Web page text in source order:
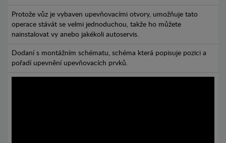
Protože vůz je vybaven upevňovacími otvory, umožňuje tato
operace stávát se velmi jednoduchou, takže ho můžete
nainstalovat vy anebo jakékoli autoservis.
Dodaní s montážním schématu, schéma která popisuje pozici a
pořadí upevnění upevňovacích prvků.